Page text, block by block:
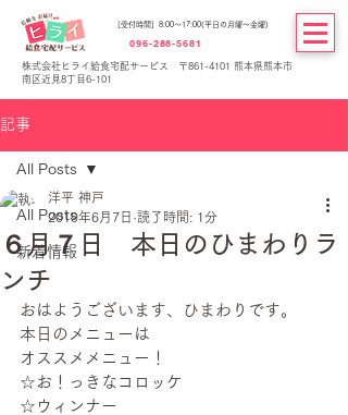
[受付時間] 8:00～17:00(平日の月曜～金曜)
096-288-5681
株式会社ヒライ給食宅配サービス 〒861-4101 熊本県熊本市
南区近見8丁目6-101
記事
All Posts
新着情報
All Posts
６月７日 本日のひまわりラ
ンチ
洋平 神戸
2019年6月7日 読了時間: 1分
おはようございます、ひまわりです。
本日のメニューは
オススメメニュー！
☆お！っきなコロッケ
☆ウィンナー